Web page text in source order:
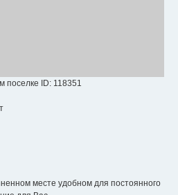
поселке ID: 118351
месте удобном для постоянного